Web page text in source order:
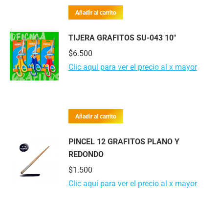
Añadir al carrito
TIJERA GRAFITOS SU-043 10"
$6.500
Clic aquí para ver el precio al x mayor
Añadir al carrito
PINCEL 12 GRAFITOS PLANO Y
REDONDO
$1.500
Clic aquí para ver el precio al x mayor